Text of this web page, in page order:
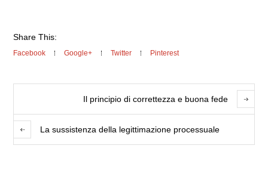
Share This:
Facebook Google+ Twitter Pinterest
Il principio di correttezza e buona fede
La sussistenza della legittimazione processuale